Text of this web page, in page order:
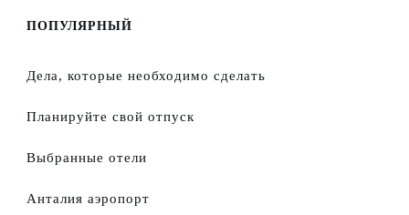
ПОПУЛЯРНЫЙ
Дела, которые необходимо сделать
Планируйте свой отпуск
Выбранные отели
Анталия аэропорт